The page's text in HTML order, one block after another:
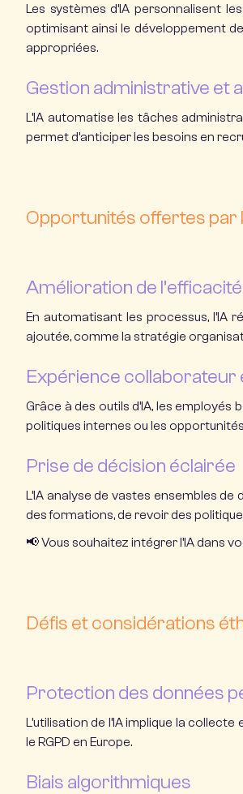
Les systèmes d’IA personnalisent
optimisant ainsi le développement
appropriées.
Gestion administrative et
L’IA automatise les tâches
permet d’anticiper les besoins en
Opportunités offertes par
Amélioration de
En automatisant les processus, l’IA
ajoutée, comme la stratégie
Expérience collaborateur
Grâce à des outils d’IA, les
politiques internes ou les
Prise de décision éclairée
L’IA analyse de vastes ensembles
des formations, de revoir des
📢Vous souhaitez intégrer l’IA dans
Défis et considérations
Protection des données
L’utilisation de l’IA implique la
le RGPD en Europe.
Biais algorithmiques